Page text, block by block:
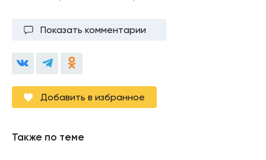
Показать комментарии
Добавить в избранное
Также по теме